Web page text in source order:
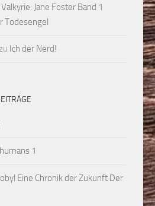
Valkyrie: Jane Foster Band 1
Todesengel
Ich der Nerd!
1
Eine Chronik der Zukunft Der